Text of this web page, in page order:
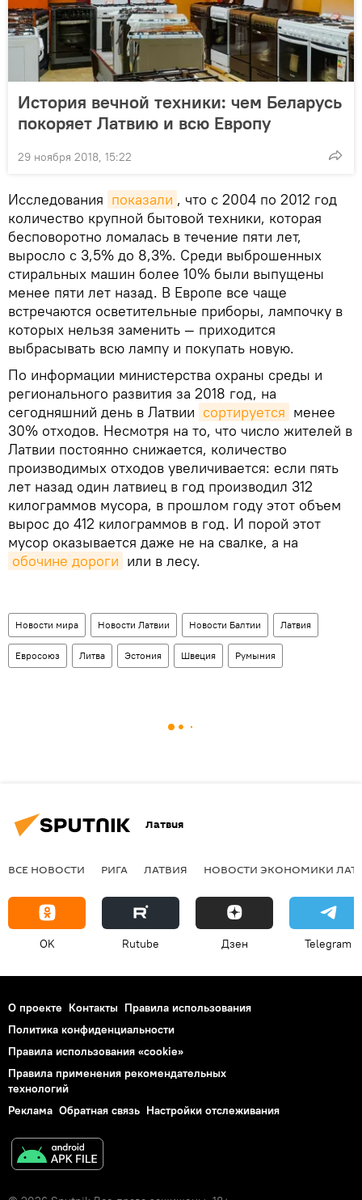
История вечной техники: чем Беларусь
покоряет Латвию и всю Европу
29 ноября 2018, 15:22
Исследования показали , что с 2004 по 2012 год
количество крупной бытовой техники, которая
бесповоротно ломалась в течение пяти лет,
выросло с 3,5% до 8,3%. Среди выброшенных
стиральных машин более 10% были выпущены
менее пяти лет назад. В Европе все чаще
встречаются осветительные приборы, лампочку в
которых нельзя заменить — приходится
выбрасывать всю лампу и покупать новую.
По информации министерства охраны среды и
регионального развития за 2018 год, на
сегодняшний день в Латвии сортируется менее
30% отходов. Несмотря на то, что число жителей в
Латвии постоянно снижается, количество
производимых отходов увеличивается: если пять
лет назад один латвиец в год производил 312
килограммов мусора, в прошлом году этот объем
вырос до 412 килограммов в год. И порой этот
мусор оказывается даже не на свалке, а на
обочине дороги или в лесу.
Новости мира Новости Латвии Новости Балтии Латвия
Евросоюз Литва Эстония Швеция Румыния
Латвия
ВСЕ НОВОСТИ РИГА ЛАТВИЯ НОВОСТИ ЭКОНОМИКИ
OK Rutube Дзен Telegram
О проекте Контакты Правила использования
Политика конфиденциальности
Правила использования «cookie»
Правила применения рекомендательных
технологий
Реклама Обратная связь Настройки отслеживания